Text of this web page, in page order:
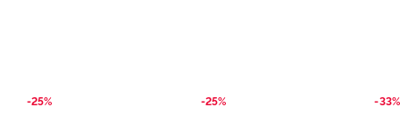
-25% -25% -33%